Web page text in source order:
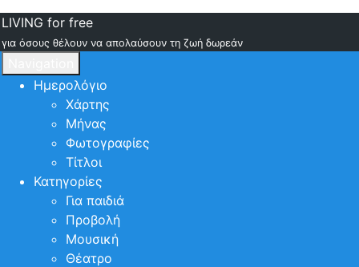
LIVING for free
για όσους θέλουν να απολαύσουν τη ζωή δωρεάν
Ημερολόγιο
Χάρτης
Μήνας
Φωτογραφίες
Τίτλοι
Κατηγορίες
Για παιδιά
Προβολή
Μουσική
Θέατρο